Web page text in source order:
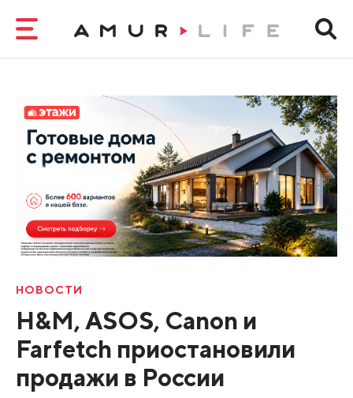
НОВОСТИ
H&M, ASOS, Canon и
Farfetch приостановили
продажи в России